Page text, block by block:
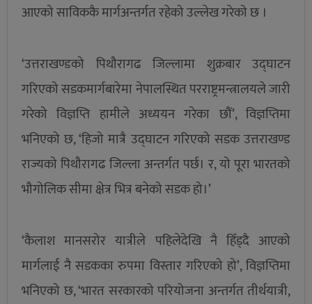
आएको साविककै मार्गअन्तर्गत रहेको उल्लेख गरेको छ ।
‘उत्तराखण्डको पिथौरागढ जिल्लामा शुक्रबार उद्घाटन
गरिएको सडकमार्गबारेमा नेपालस्थित परराष्ट्रमन्त्रालयले जारी
गरेको विज्ञप्ति हामीले अध्ययन गरेका छौं’, विज्ञप्तिमा
भनिएको छ, ‘हिजो मात्रै उद्घाटन गरिएको सडक उत्तराखण्ड
राज्यको पिथौरागढ जिल्ला अन्तर्गत पर्छ। र, यो पूरा भारतको
भौगोलिक सीमा क्षेत्र भित्र बनेको सडक हो।’
‘कैलाश मानसरोर यात्रीले पहिलेदेखि नै हिँड्दै आएको
मार्गलाई नै सडकका रुपमा विस्तार गरिएको हो’, विज्ञप्तिमा
भनिएको छ, ‘भारत सरकारको परियोजना अन्तर्गत तीर्थयात्री,